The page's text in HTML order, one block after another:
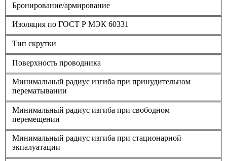
Бронирование/армирование
Изоляция по ГОСТ Р МЭК 60331
Тип скрутки
Поверхность проводника
Минимальный радиус изгиба при принудительном
перематывании
Минимальный радиус изгиба при свободном
перемещении
Минимальный радиус изгиба при стационарной
экпалуатации